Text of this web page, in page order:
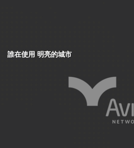
誰在使用 明亮的城市